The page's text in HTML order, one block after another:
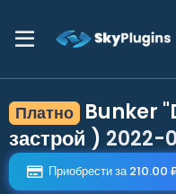
Платно Bunker
застрой ) 2022-
Приобрести за 210.00